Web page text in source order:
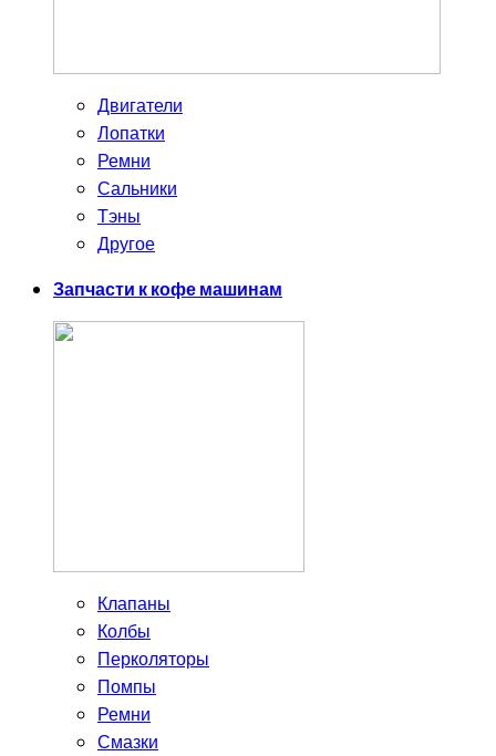
Двигатели
Лопатки
Ремни
Сальники
Тэны
Другое
Запчасти к кофе машинам
Клапаны
Колбы
Перколяторы
Помпы
Ремни
Смазки